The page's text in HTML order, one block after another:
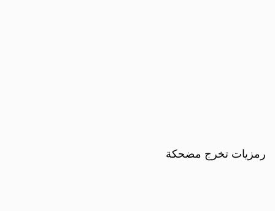
رمزيات تخرج مضحكة